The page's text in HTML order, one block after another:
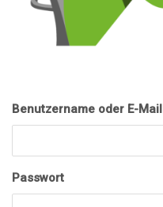
Benutzername oder E-Mail
Passwort